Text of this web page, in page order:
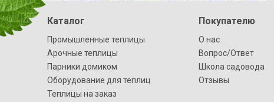
Каталог
Промышленные теплицы
Арочные теплицы
Парники домиком
Оборудование для теплиц
Теплицы на заказ
Покупателю
О нас
Вопрос/Ответ
Школа садовода
Отзывы